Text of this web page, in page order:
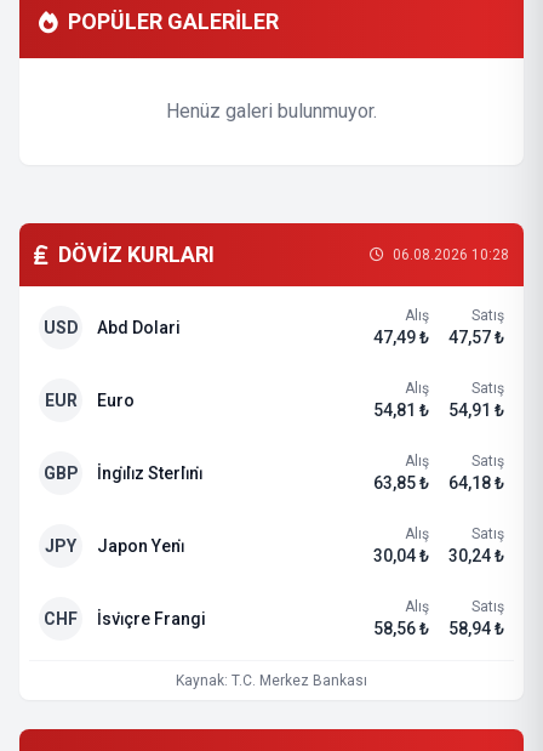
POPÜLER GALERİLER
Henüz galeri bulunmuyor.
DÖVİZ KURLARI 06.08.2026 10:28
USD Abd Dolari
Alış
47,49 ₺
Satış
47,57 ₺
EUR Euro
Alış
54,81 ₺
Satış
54,91 ₺
GBP İngi̇li̇z Sterli̇ni̇
Alış
63,85 ₺
Satış
64,18 ₺
JPY Japon Yeni̇
Alış
30,04 ₺
Satış
30,24 ₺
CHF İsvi̇çre Frangi
Alış
58,56 ₺
Satış
58,94 ₺
Kaynak: T.C. Merkez Bankası